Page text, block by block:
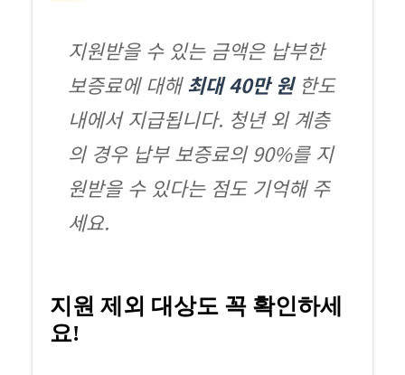
지원받을 수 있는 금액은 납부한
보증료에 대해최대 40만 원한도
내에서 지급됩니다. 청년 외 계층
의 경우 납부 보증료의 90%를 지
원받을 수 있다는 점도 기억해 주
세요.
지원 제외 대상도 꼭 확인하세
요!